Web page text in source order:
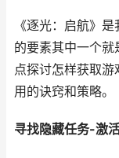
《逐光：启航》
的要素其中一个
点探讨怎样获取
用的诀窍和策略。
寻找隐藏任务-激